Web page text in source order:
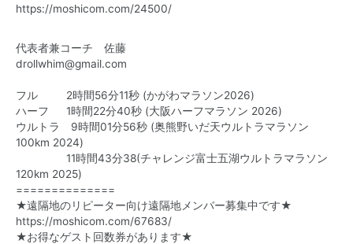
https://moshicom.com/24500/
代表者兼コーチ 佐藤
drollwhim@gmail.com
フル 2時間56分11秒 (かがわマラソン2026)
ハーフ 1時間22分40秒 (大阪ハーフマラソン 2026)
ウルトラ 9時間01分56秒 (奥熊野いだ天ウルトラマラソン
100km 2024)
11時間43分38(チャレンジ富士五湖ウルトラマラソン
120km 2025)
==============
★遠隔地のリピーター向け遠隔地メンバー募集中です★
https://moshicom.com/67683/
★お得なゲスト回数券があります★